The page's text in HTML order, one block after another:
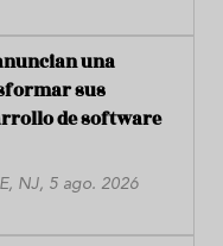
una
sus
de software
NJ, 5 ago. 2026